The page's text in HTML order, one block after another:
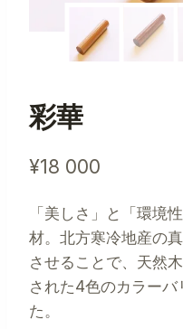
彩華
¥18 000
「美しさ」と「環境
材。北方寒冷地産の
させることで、天然
された4色のカラー
た。